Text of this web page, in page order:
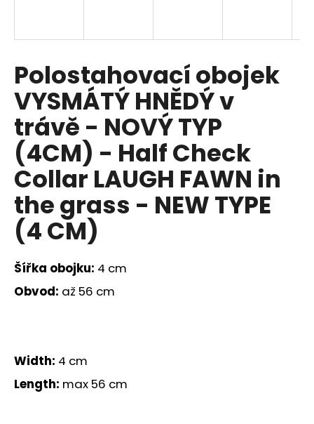
Polostahovací obojek
VYSMÁTÝ HNĚDÝ v
trávě - NOVÝ TYP
(4CM) - Half Check
Collar LAUGH FAWN in
the grass - NEW TYPE
(4 CM)
Šířka obojku: 4 cm
Obvod: až 56 cm
Width: 4 cm
Length: max 56 cm
j
t
?
HLEDAT
D
o
o
r
u
e
m
e